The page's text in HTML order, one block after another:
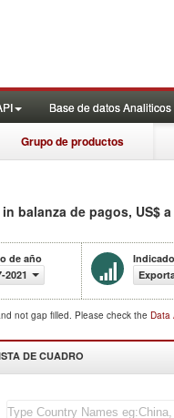
Base de datos Analiticos
Grupo de productos
in balanza de pagos, US$
de año
2021
not gap filled. Please check the Data
DE CUADRO